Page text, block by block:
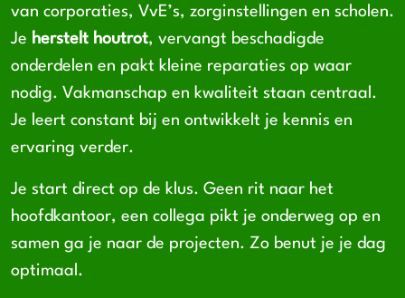
van corporaties, VvE’s, zorginstellingen en scholen.
Je herstelt houtrot, vervangt beschadigde
onderdelen en pakt kleine reparaties op waar
nodig. Vakmanschap en kwaliteit staan centraal.
Je leert constant bij en ontwikkelt je kennis en
ervaring verder.
Je start direct op de klus. Geen rit naar het
hoofdkantoor, een collega pikt je onderweg op en
samen ga je naar de projecten. Zo benut je je dag
optimaal.